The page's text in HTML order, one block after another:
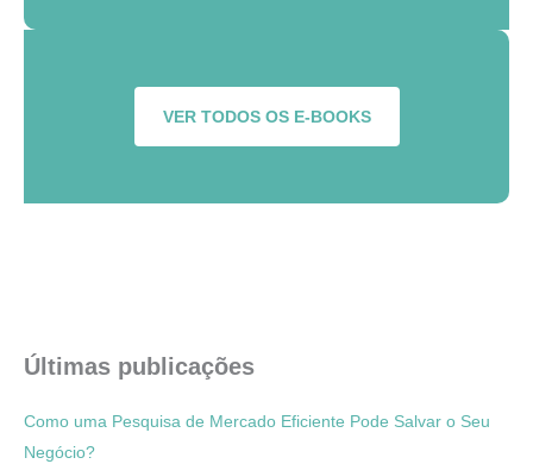
VER TODOS OS E-BOOKS
Últimas publicações
Como uma Pesquisa de Mercado Eficiente Pode Salvar o Seu
Negócio?